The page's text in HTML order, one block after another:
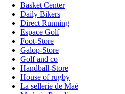
Basket Center
Daily Bikers
Direct Running
Espace Golf
Foot-Store
Galop-Store
Golf and co
Handball-Store
House of rugby
La sellerie de Maé